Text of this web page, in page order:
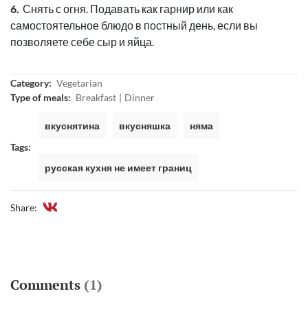
Снять с огня. Подавать как гарнир или как
самостоятельное блюдо в постный день, если вы
позволяете себе сыр и яйца.
Category: Vegetarian
Type of meals: Breakfast Dinner
Tags:
вкуснятина вкусняшка няма
русская кухня не имеет границ
Share:
Comments (1)